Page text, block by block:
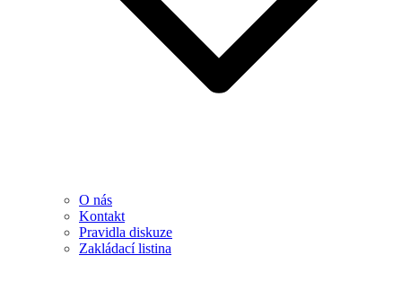
O nás
Kontakt
Pravidla diskuze
Zakládací listina